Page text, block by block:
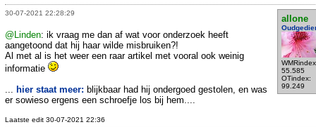
30-07-2021 22:28:29
allone
55.585
OTindex:
99.249
@Linden: ik vraag me dan af wat voor onderzoek heeft
aangetoond dat hij haar wilde misbruiken?!
Al met al is het weer een raar artikel met vooral ook weinig
informatie
... hier staat meer: blijkbaar had hij ondergoed gestolen, en was
er sowieso ergens een schroefje los bij hem....
Laatste edit 30-07-2021 22:36